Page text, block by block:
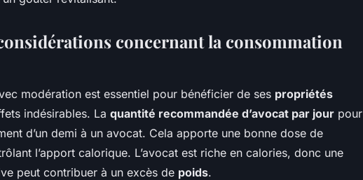
concernant la consommation
modération est essentiel pour bénéficier de ses propriétés
indésirables. La quantité recommandée d’avocat par jour pour
d’un demi à un avocat. Cela apporte une bonne dose de
l’apport calorique. L’avocat est riche en calories, donc une
peut contribuer à un excès de poids.